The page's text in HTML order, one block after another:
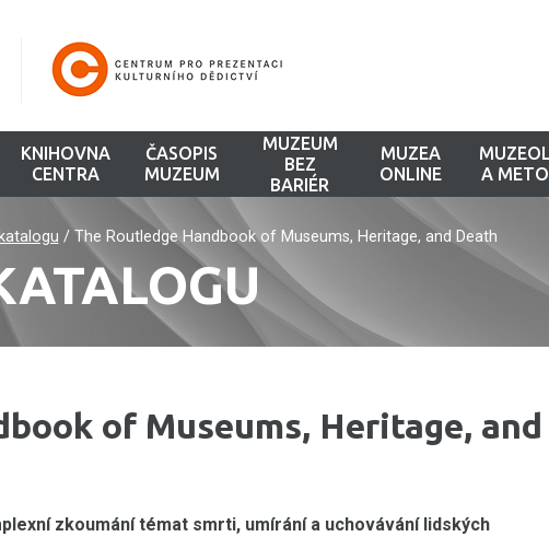
KNIHOVNA
CENTRA
ČASOPIS
MUZEUM
MUZEUM
BEZ
BARIÉR
MUZEA
ONLINE
A
/ The Routledge Handbook of Museums, Heritage, and Death
of Museums, Heritage, and
zkoumání témat smrti, umírání a uchovávání lidských